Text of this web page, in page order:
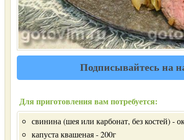
Подписывайтесь на
Для приготовления вам потребуется:
свинина (шея или карбонат, без костей) -
капуста квашеная - 200г